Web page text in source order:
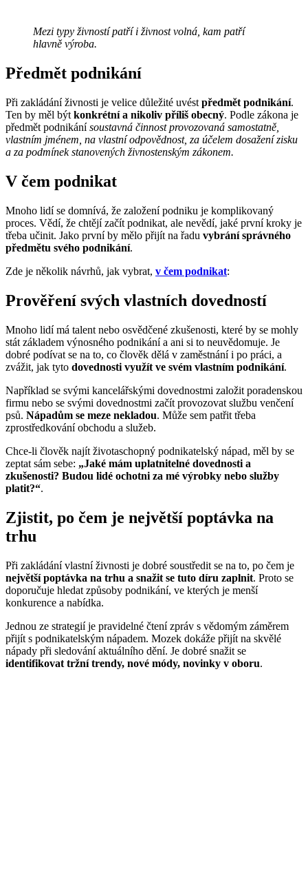
Mezi typy živností patří i živnost volná, kam patří
hlavně výroba.
Předmět podnikání
Při zakládání živnosti je velice důležité uvést předmět podnikání.
Ten by měl být konkrétní a nikoliv příliš obecný. Podle zákona je
předmět podnikánísoustavná činnost provozovaná samostatně,
vlastním jménem, na vlastní odpovědnost, za účelem dosažení zisku
a za podmínek stanovených živnostenským zákonem.
V čem podnikat
Mnoho lidí se domnívá, že založení podniku je komplikovaný
proces. Vědí, že chtějí začít podnikat, ale nevědí, jaké první kroky je
třeba učinit. Jako první by mělo přijít na řadu vybrání správného
předmětu svého podnikání.
Zde je několik návrhů, jak vybrat, v čem podnikat:
Prověření svých vlastních dovedností
Mnoho lidí má talent nebo osvědčené zkušenosti, které by se mohly
stát základem výnosného podnikání a ani si to neuvědomuje. Je
dobré podívat se na to, co člověk dělá v zaměstnání i po práci, a
zvážit, jak tyto dovednosti využít ve svém vlastním podnikání.
Například se svými kancelářskými dovednostmi založit poradenskou
firmu nebo se svými dovednostmi začít provozovat službu venčení
psů. Nápadům se meze nekladou. Může sem patřit třeba
zprostředkování obchodu a služeb.
Chce-li člověk najít životaschopný podnikatelský nápad, měl by se
zeptat sám sebe: „Jaké mám uplatnitelné dovednosti a
zkušenosti? Budou lidé ochotni za mé výrobky nebo služby
platit?“.
Zjistit, po čem je největší poptávka na
trhu
Při zakládání vlastní živnosti je dobré soustředit se na to, po čem je
největší poptávka na trhu a snažit se tuto díru zaplnit. Proto se
doporučuje hledat způsoby podnikání, ve kterých je menší
konkurence a nabídka.
Jednou ze strategií je pravidelné čtení zpráv s vědomým záměrem
přijít s podnikatelským nápadem. Mozek dokáže přijít na skvělé
nápady při sledování aktuálního dění. Je dobré snažit se
identifikovat tržní trendy, nové módy, novinky v oboru.